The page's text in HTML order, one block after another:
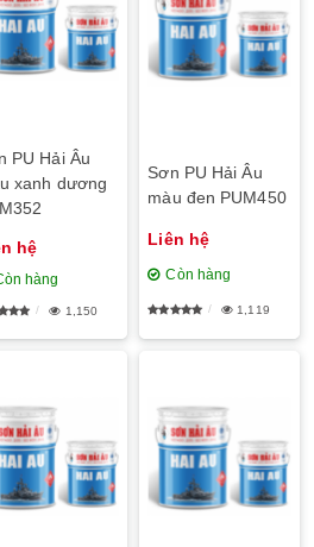
PU Hải Âu
xanh dương
hệ
hàng
1,150
Sơn PU Hải Âu
màu đen PUM450
Liên hệ
Còn hàng
1,119